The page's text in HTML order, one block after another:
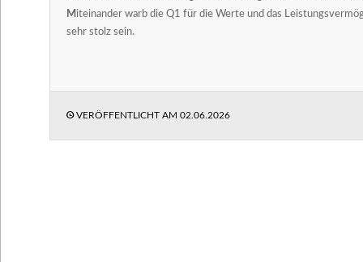
M iteinander warb die Q1 für die Werte und das
sehr stolz sein.
VERÖFFENTLICHT AM 02.06.2026